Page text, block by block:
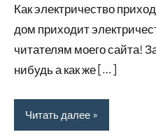
2023
Как электричество
дом приходит
читателям моего сайта!
нибудь а как же […]
Читать далее